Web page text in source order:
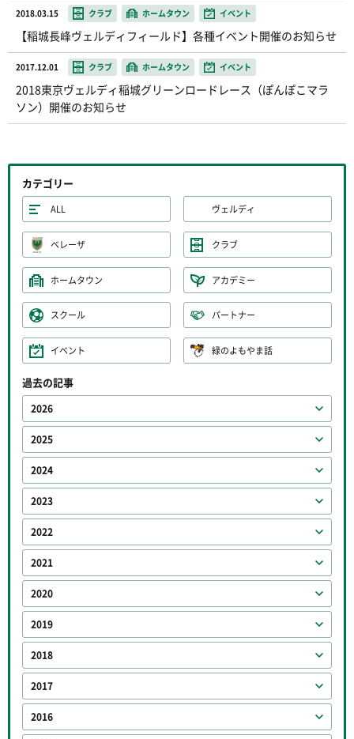
2018.03.15 クラブ ホームタウン イベント
【稲城長峰ヴェルディフィールド】各種イベント開催のお知らせ
2017.12.01 クラブ ホームタウン イベント
2018東京ヴェルディ稲城グリーンロードレース（ぽんぽこマラ
ソン）開催のお知らせ
カテゴリー
ALL ヴェルディ
ベレーザ クラブ
ホームタウン アカデミー
スクール パートナー
イベント 緑のよもやま話
過去の記事
2026
2025
2024
2023
2022
2021
2020
2019
2018
2017
2016